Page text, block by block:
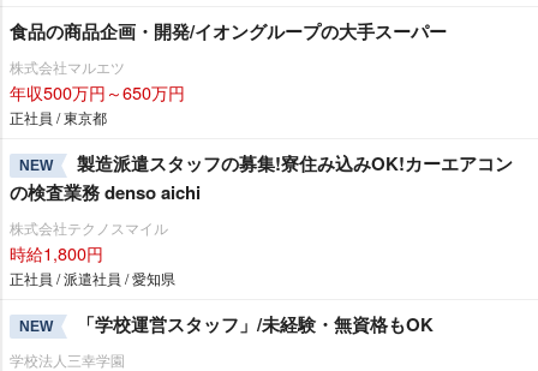
食品の商品企画・開発/イオングループの大手スーパー
株式会社マルエツ
年収500万円～650万円
正社員 / 東京都
NEW
製造派遣スタッフの募集!寮住み込みOK!カーエアコン
の検査業務 denso aichi
株式会社テクノスマイル
時給1,800円
正社員 / 派遣社員 / 愛知県
NEW 「学校運営スタッフ」/未経験・無資格もOK
学校法人三幸学園